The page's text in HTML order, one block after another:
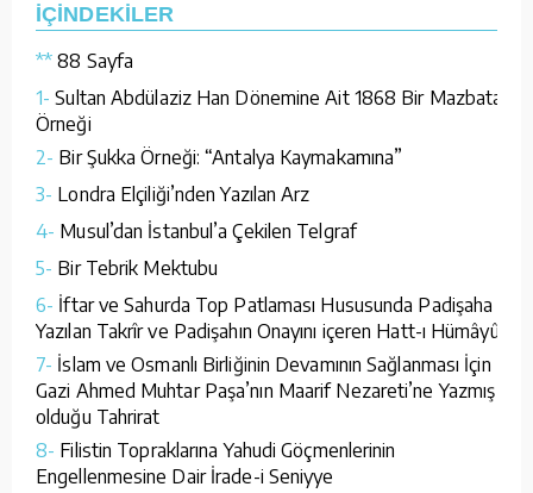
İÇİNDEKİLER
** 88 Sayfa
1- Sultan Abdülaziz Han Dönemine Ait 1868 Bir Mazbata
Örneği
2- Bir Şukka Örneği: “Antalya Kaymakamına”
3- Londra Elçiliği’nden Yazılan Arz
4- Musul’dan İstanbul’a Çekilen Telgraf
5- Bir Tebrik Mektubu
6- İftar ve Sahurda Top Patlaması Hususunda Padişaha
Yazılan Takrîr ve Padişahın Onayını içeren Hatt-ı Hümâyûn
7- İslam ve Osmanlı Birliğinin Devamının Sağlanması İçin
Gazi Ahmed Muhtar Paşa’nın Maarif Nezareti’ne Yazmış
olduğu Tahrirat
8- Filistin Topraklarına Yahudi Göçmenlerinin
Engellenmesine Dair İrade-i Seniyye